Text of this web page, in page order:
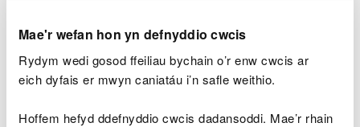
Mae'r wefan hon yn defnyddio cwcis
Rydym wedi gosod ffeiliau bychain o’r enw cwcis ar
eich dyfais er mwyn caniatáu i’n safle weithio.
Hoffem hefyd ddefnyddio cwcis dadansoddi. Mae’r rhain
Roedd yr ymweliad yn canolbwyntio ar ddangos
sut gall ffermio cynaliadwy ddiogelu a gwella’r
amgylchedd naturiol ac ar yr un pryd wella
cynhyrchiant a phroffidioldeb ffermydd.